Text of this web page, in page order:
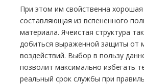
При этом им свойственна
составляющая из вспененного
материала. Ячеистая структура
добиться выраженной защиты от
воздействий. Выбор в пользу
позволит максимально избегать
реальный срок службы при